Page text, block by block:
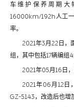
车维护保养周期大
16000km/192h人工
率。
2021年3月22日，
组，其中包括17辆编组
2021年05月16日
2021年06月12日
GZ-5143，改造后也增